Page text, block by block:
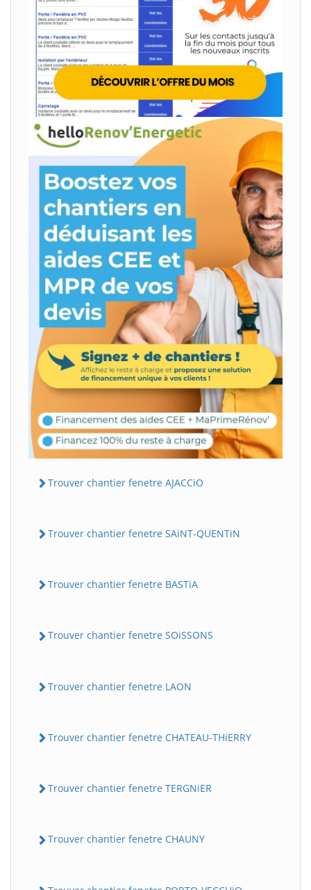
Trouver chantier fenetre AJACCiO
Trouver chantier fenetre SAiNT-QUENTiN
Trouver chantier fenetre BASTiA
Trouver chantier fenetre SOiSSONS
Trouver chantier fenetre LAON
Trouver chantier fenetre CHATEAU-THiERRY
Trouver chantier fenetre TERGNiER
Trouver chantier fenetre CHAUNY